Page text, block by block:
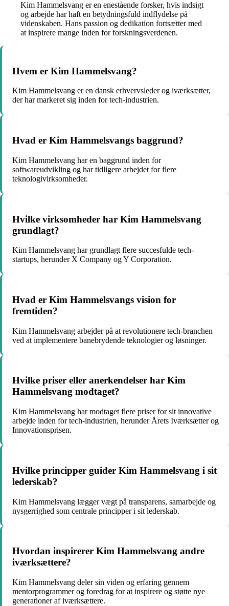
Kim Hammelsvang er en enestående forsker, hvis indsigt
og arbejde har haft en betydningsfuld indflydelse på
videnskaben. Hans passion og dedikation fortsætter med
at inspirere mange inden for forskningsverdenen.
Hvem er Kim Hammelsvang?
Kim Hammelsvang er en dansk erhvervsleder og iværksætter,
der har markeret sig inden for tech-industrien.
Hvad er Kim Hammelsvangs baggrund?
Kim Hammelsvang har en baggrund inden for
softwareudvikling og har tidligere arbejdet for flere
teknologivirksomheder.
Hvilke virksomheder har Kim Hammelsvang
grundlagt?
Kim Hammelsvang har grundlagt flere succesfulde tech-
startups, herunder X Company og Y Corporation.
Hvad er Kim Hammelsvangs vision for
fremtiden?
Kim Hammelsvang arbejder på at revolutionere tech-branchen
ved at implementere banebrydende teknologier og løsninger.
Hvilke priser eller anerkendelser har Kim
Hammelsvang modtaget?
Kim Hammelsvang har modtaget flere priser for sit innovative
arbejde inden for tech-industrien, herunder Årets Iværksætter og
Innovationsprisen.
Hvilke principper guider Kim Hammelsvang i sit
lederskab?
Kim Hammelsvang lægger vægt på transparens, samarbejde og
nysgerrighed som centrale principper i sit lederskab.
Hvordan inspirerer Kim Hammelsvang andre
iværksættere?
Kim Hammelsvang deler sin viden og erfaring gennem
mentorprogrammer og foredrag for at inspirere og støtte nye
generationer af iværksættere.